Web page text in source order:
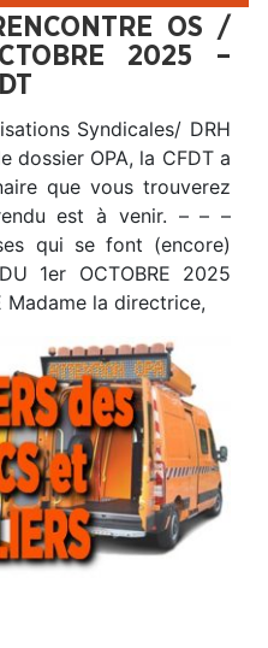
OS /
2025 –
Syndicales/ DRH
dossier OPA, la CFDT a
que vous trouverez
est à venir. – – –
qui se font (encore)
1er OCTOBRE 2025
Madame la directrice,